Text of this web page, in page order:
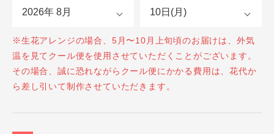
※生花アレンジの場合、5月〜10月上旬頃のお届けは、外気
温を見てクール便を使用させていただくことがございます。
その場合、誠に恐れながらクール便にかかる費用は、花代か
ら差し引いて制作させていただきます。